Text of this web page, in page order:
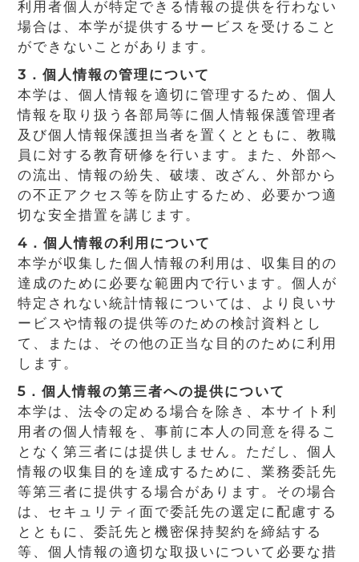
利用者個人が特定できる情報の提供を行わない
場合は、本学が提供するサービスを受けること
ができないことがあります。
3．個人情報の管理について
本学は、個人情報を適切に管理するため、個人
情報を取り扱う各部局等に個人情報保護管理者
及び個人情報保護担当者を置くとともに、教職
員に対する教育研修を行います。また、外部へ
の流出、情報の紛失、破壊、改ざん、外部から
の不正アクセス等を防止するため、必要かつ適
切な安全措置を講じます。
4．個人情報の利用について
本学が収集した個人情報の利用は、収集目的の
達成のために必要な範囲内で行います。個人が
特定されない統計情報については、より良いサ
ービスや情報の提供等のための検討資料とし
て、または、その他の正当な目的のために利用
します。
5．個人情報の第三者への提供について
本学は、法令の定める場合を除き、本サイト利
用者の個人情報を、事前に本人の同意を得るこ
となく第三者には提供しません。ただし、個人
情報の収集目的を達成するために、業務委託先
等第三者に提供する場合があります。その場合
は、セキュリティ面で委託先の選定に配慮する
とともに、委託先と機密保持契約を締結する
等、個人情報の適切な取扱いについて必要な措